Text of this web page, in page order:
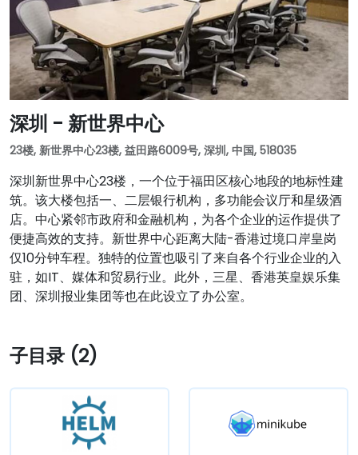
深圳 - 新世界中心
23楼, 新世界中心23楼, 益田路6009号, 深圳, 中国, 518035
深圳新世界中心23楼，一个位于福田区核心地段的地标性建
筑。该大楼包括一、二层银行机构，多功能会议厅和星级酒
店。中心紧邻市政府和金融机构，为各个企业的运作提供了
便捷高效的支持。新世界中心距离大陆-香港过境口岸皇岗
仅10分钟车程。独特的位置也吸引了来自各个行业企业的入
驻，如IT、媒体和贸易行业。此外，三星、香港英皇娱乐集
团、深圳报业集团等也在此设立了办公室。
子目录 (2)